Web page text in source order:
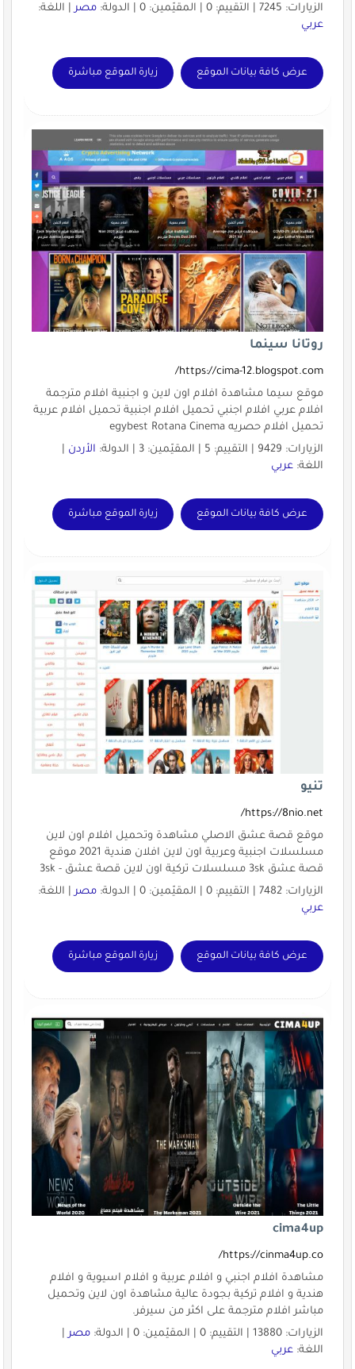
الزيارات: 7245 | التقييم: 0 | المقيّمين: 0 | الدولة:
مصر| اللغة:
عربي
عرض كافة بيانات الموقع زيارة الموقع مباشرة
روتانا سينما
https://cima-12.blogspot.com/
موقع سيما مشاهدة افلام اون لاين و اجنبية افلام مترجمة
افلام عربي افلام اجنبي تحميل افلام اجنبية تحميل افلام عربية
تحميل افلام حصريه egybest Rotana Cinema
الزيارات: 9429 | التقييم: 5 | المقيّمين: 3 | الدولة:
الأردن|
اللغة: عربي
عرض كافة بيانات الموقع زيارة الموقع مباشرة
تنيو
https://8nio.net/
موقع قصة عشق الاصلي مشاهدة وتحميل افلام اون لاين
مسلسلات اجنبية وعربية اون لاين افلان هندية 2021 موقع
قصة عشق 3sk مسلسلات تركية اون لاين قصة عشق - 3sk
الزيارات: 7482 | التقييم: 0 | المقيّمين: 0 | الدولة:
مصر| اللغة:
عربي
عرض كافة بيانات الموقع زيارة الموقع مباشرة
cima4up
https://cinma4up.co/
مشاهدة افلام اجنبي و افلام عربية و افلام اسيوية و افلام
هندية و افلام تركية بجودة عالية مشاهدة اون لاين وتحميل
مباشر افلام مترجمة على اكثر من سيرفر.
الزيارات: 13880 | التقييم: 0 | المقيّمين: 0 | الدولة:
مصر|
اللغة: عربي